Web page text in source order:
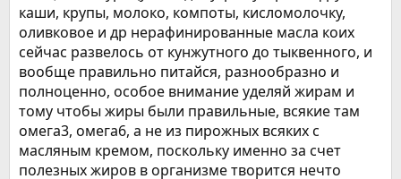
каши, крупы, молоко, компоты, кисломолочку,
оливковое и др нерафинированные масла коих
сейчас развелось от кунжутного до тыквенного, и
вообще правильно питайся, разнообразно и
полноценно, особое внимание уделяй жирам и
тому чтобы жиры были правильные, всякие там
омега3, омега6, а не из пирожных всяких с
масляным кремом, поскольку именно за счет
полезных жиров в организме творится нечто